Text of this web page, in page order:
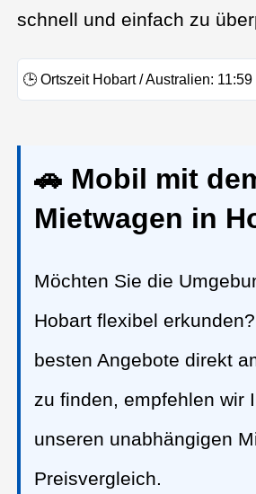
schnell und einfach zu
🕒 Ortszeit Hobart / Australien: 11:59
🚗 Mobil mit
Mietwagen in
Möchten Sie die
Hobart flexibel
besten Angebote direkt
zu finden, empfehlen wir
unseren unabhängigen
Preisvergleich.